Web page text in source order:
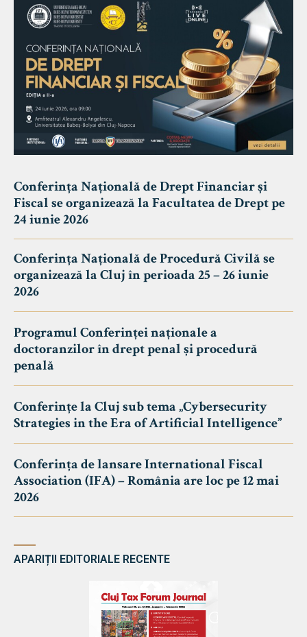
Conferința Națională de Drept Financiar și
Fiscal se organizează la Facultatea de Drept pe
24 iunie 2026
Conferința Națională de Procedură Civilă se
organizează la Cluj în perioada 25 – 26 iunie
2026
Programul Conferinței naționale a
doctoranzilor în drept penal și procedură
penală
Conferințe la Cluj sub tema „Cybersecurity
Strategies in the Era of Artificial Intelligence”
Conferința de lansare International Fiscal
Association (IFA) – România are loc pe 12 mai
2026
APARIȚII EDITORIALE RECENTE